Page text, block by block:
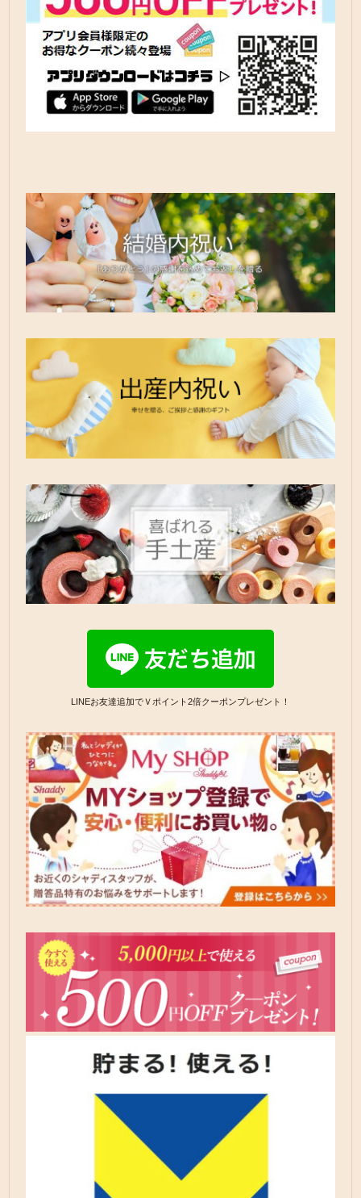
LINEお友達追加でＶポイント2倍クーポンプレゼント！